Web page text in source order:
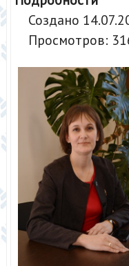
Создано
Просмотров: